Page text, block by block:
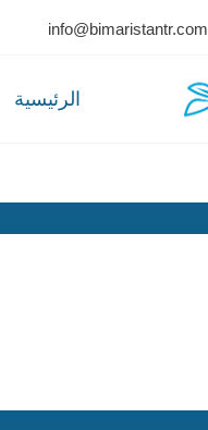
info@bimaristantr.com
الرئيسية